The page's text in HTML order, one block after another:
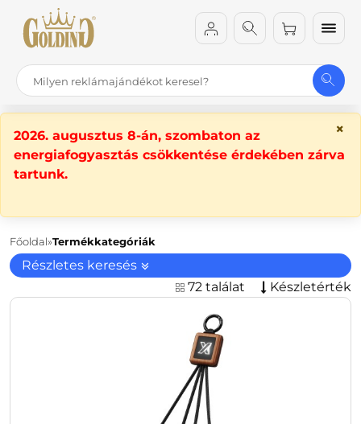
×
2026. augusztus 8-án, szombaton az
energiafogyasztás csökkentése érdekében zárva
tartunk.
Főoldal Termékkategóriák
Részletes keresés
72 találat
Készletérték